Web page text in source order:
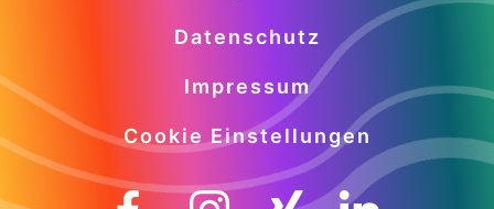
Datenschutz
Impressum
Cookie Einstellungen